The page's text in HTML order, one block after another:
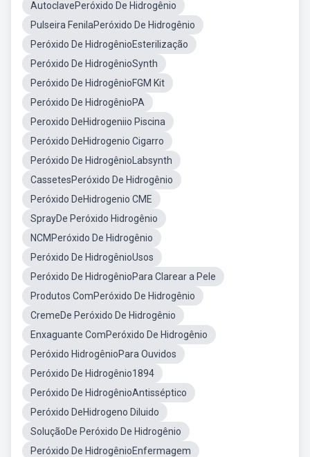
AutoclavePeróxido De Hidrogênio
Pulseira FenilaPeróxido De Hidrogênio
Peróxido De HidrogênioEsterilização
Peróxido De HidrogênioSynth
Peróxido De HidrogênioFGM Kit
Peróxido De HidrogênioPA
Peroxido DeHidrogeniio Piscina
Peróxido DeHidrogenio Cigarro
Peróxido De HidrogênioLabsynth
CassetesPeróxido De Hidrogênio
Peróxido DeHidrogenio CME
SprayDe Peróxido Hidrogênio
NCMPeróxido De Hidrogênio
Peróxido De HidrogênioUsos
Peróxido De HidrogênioPara Clarear a Pele
Produtos ComPeróxido De Hidrogênio
CremeDe Peróxido De Hidrogênio
Enxaguante ComPeróxido De Hidrogênio
Peróxido HidrogênioPara Ouvidos
Peróxido De Hidrogênio1894
Peróxido De HidrogênioAntisséptico
Peróxido DeHidrogeno Diluido
SoluçãoDe Peróxido De Hidrogênio
Peróxido De HidrogênioEnfermagem